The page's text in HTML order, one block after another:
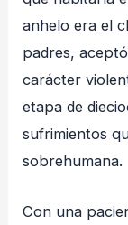
anhelo era el
padres,
carácter
etapa de
sufrimientos
sobrehumana.
Con una